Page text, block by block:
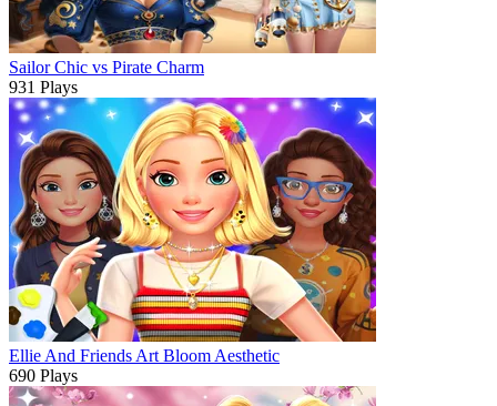
Sailor Chic vs Pirate Charm
931 Plays
Ellie And Friends Art Bloom Aesthetic
690 Plays